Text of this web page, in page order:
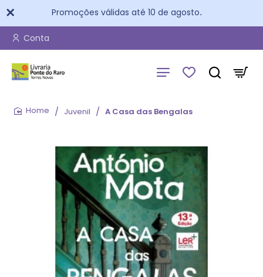
Promoções válidas até 10 de agosto.
Conta
Juvenil A Casa das Bengalas